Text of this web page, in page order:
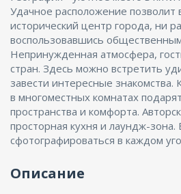
Удачное расположение позволит
исторический центр города, ни
воспользовавшись
Непринужденная атмосфера,
стран. Здесь можно встретить
завести интересные знакомства.
в многоместных комнатах
пространства и комфорта.
просторная кухня и лаундж-зона.
сфотографироваться в каждом
Описание